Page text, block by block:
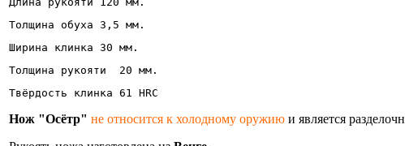
Толщина обуха 3,5 мм.
Ширина клинка 30 мм.
Толщина рукояти  20 мм.
Твёрдость клинка 61 HRC
Нож "Осётр" не относится к холодному оружию и является